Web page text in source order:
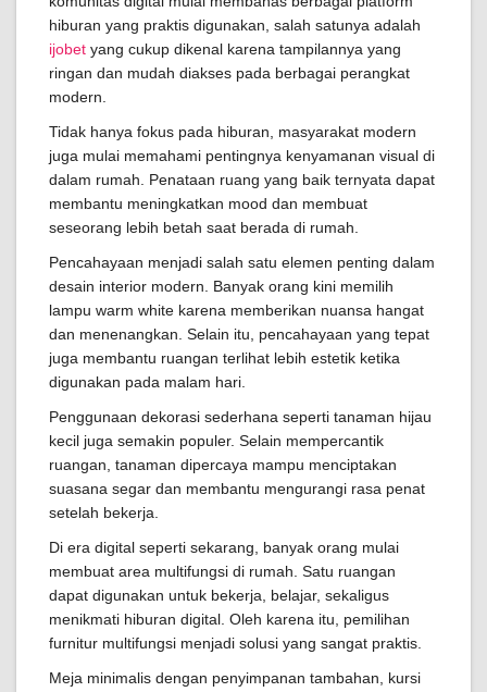
hiburan yang praktis digunakan, salah satunya adalah
ijobet yang cukup dikenal karena tampilannya yang
ringan dan mudah diakses pada berbagai perangkat
modern.
Tidak hanya fokus pada hiburan, masyarakat modern
juga mulai memahami pentingnya kenyamanan visual di
dalam rumah. Penataan ruang yang baik ternyata dapat
membantu meningkatkan mood dan membuat
seseorang lebih betah saat berada di rumah.
Pencahayaan menjadi salah satu elemen penting dalam
desain interior modern. Banyak orang kini memilih
lampu warm white karena memberikan nuansa hangat
dan menenangkan. Selain itu, pencahayaan yang tepat
juga membantu ruangan terlihat lebih estetik ketika
digunakan pada malam hari.
Penggunaan dekorasi sederhana seperti tanaman hijau
kecil juga semakin populer. Selain mempercantik
ruangan, tanaman dipercaya mampu menciptakan
suasana segar dan membantu mengurangi rasa penat
setelah bekerja.
Di era digital seperti sekarang, banyak orang mulai
membuat area multifungsi di rumah. Satu ruangan
dapat digunakan untuk bekerja, belajar, sekaligus
menikmati hiburan digital. Oleh karena itu, pemilihan
furnitur multifungsi menjadi solusi yang sangat praktis.
Meja minimalis dengan penyimpanan tambahan, kursi